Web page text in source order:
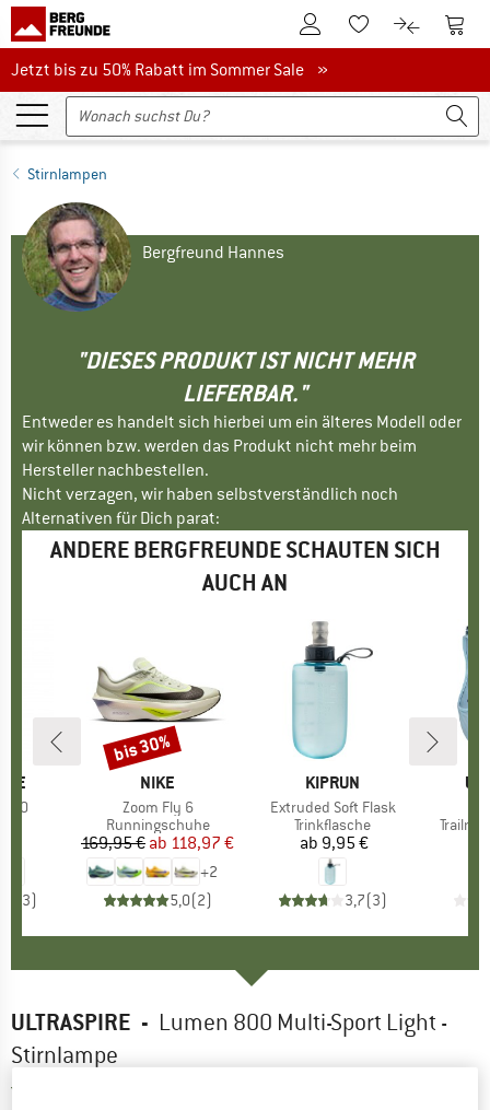
Zum KundenkontoZum Merkzettel.
Zum Zum
Jetzt bis zu 50% Rabatt im Sommer Sale
Jetzt bis zu 50% Rabatt im Sommer Sale »
Stirnlampen
Bergfreund Hannes
"DIESES PRODUKT IST NICHT MEHR
LIEFERBAR."
Entweder es handelt sich hierbei um ein älteres Modell oder
wir können bzw. werden das Produkt nicht mehr beim
Hersteller nachbestellen.
Nicht verzagen, wir haben selbstverständlich noch
Alternativen für Dich parat:
ANDERE BERGFREUNDE SCHAUTEN SICH
AUCH AN
3)
MARKE
NIKE
Artikel
Zoom Fly 6
Produktgruppe
Runningschuhe
Preis
169,95 € reduzierter Preis
ab 118,97 €
+2
5,0(2)
Rabatt
bis 30%
MARKE
KIPRUN
Artikel
Extruded Soft Flask
Produktgruppe
Trinkflasche
Preis
ab 9,95 €
3,7(3)
ULTRASPIRE - Lumen 800 Multi-Sport Light -
Stirnlampe